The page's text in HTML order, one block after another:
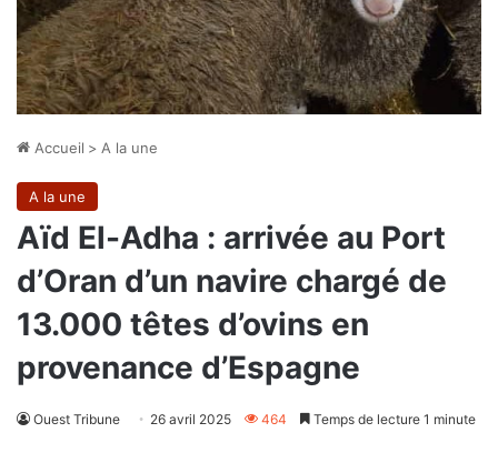
Accueil > A la une
A la une
Aïd El-Adha : arrivée au Port
d’Oran d’un navire chargé de
13.000 têtes d’ovins en
provenance d’Espagne
Ouest Tribune 26 avril 2025 464 Temps de lecture 1 minute